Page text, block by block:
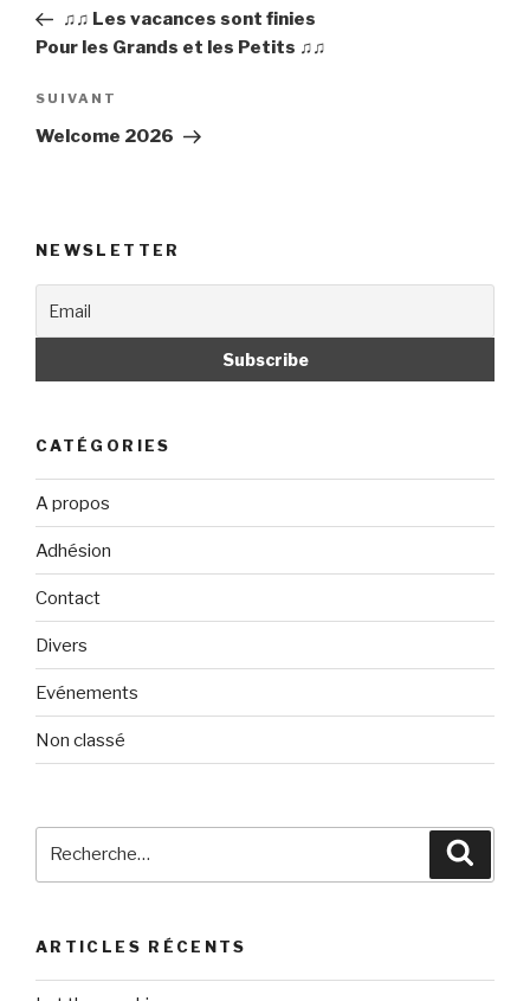
l’article
précédent
♫♫ Les vacances sont finies
Pour les Grands et les Petits ♫♫
Article
suivant
SUIVANT
Welcome 2026
NEWSLETTER
CATÉGORIES
A propos
Adhésion
Contact
Divers
Evénements
Non classé
ARTICLES RÉCENTS